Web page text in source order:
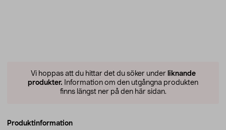
Vi hoppas att du hittar det du söker under liknande
produkter. Information om den utgångna produkten
finns längst ner på den här sidan.
Produktinformation